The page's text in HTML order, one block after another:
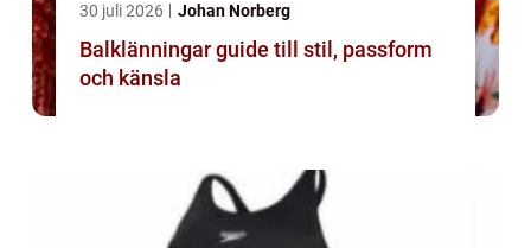
30 juli 2026 Johan Norberg
Balklänningar guide till stil, passform
och känsla